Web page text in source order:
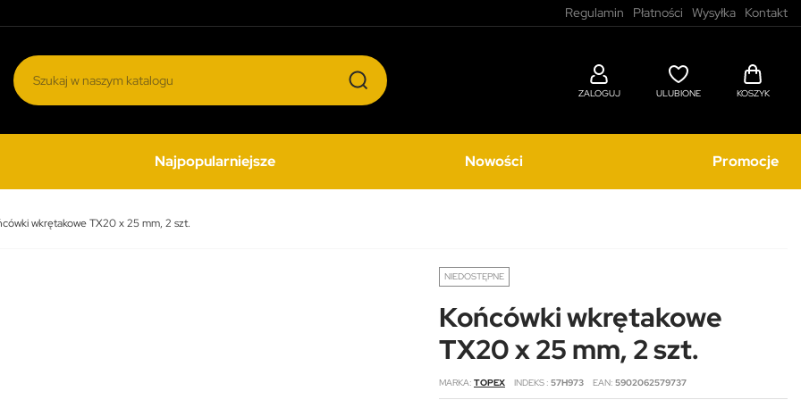
Regulamin Płatności Wysyłka Kontakt
ZALOGUJ ULUBIONE KOSZYK
Najpopularniejsze Nowości Promocje
wkrętakowe TX20 x 25 mm, 2 szt.
NIEDOSTĘPNE
Końcówki wkrętakowe
TX20 x 25 mm, 2 szt.
MARKA TOPEX INDEKS 57H973 EAN 5902062579737